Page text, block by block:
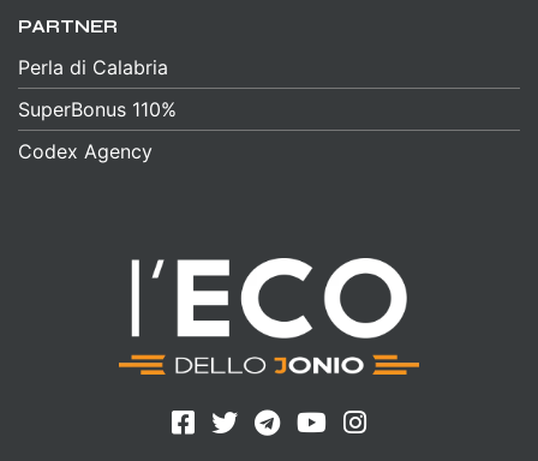
PARTNER
Perla di Calabria
SuperBonus 110%
Codex Agency